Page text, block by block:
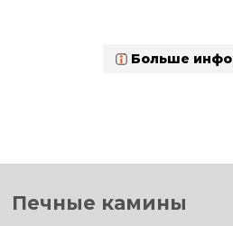
Больше
Печные камины